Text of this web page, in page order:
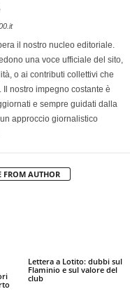
il nostro nucleo editoriale.
una voce ufficiale del sito,
o ai contributi collettivi che
nostro impegno costante è
e sempre guidati dalla
approccio giornalistico
FROM AUTHOR
Lettera a Lotito: dubbi sul
Flaminio e sul valore del
club